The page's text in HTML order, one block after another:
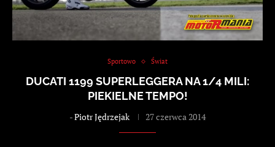
Sportowo Świat
DUCATI 1199 SUPERLEGGERA NA 1/4 MILI:
PIEKIELNE TEMPO!
-Piotr Jędrzejak 27 czerwca 2014